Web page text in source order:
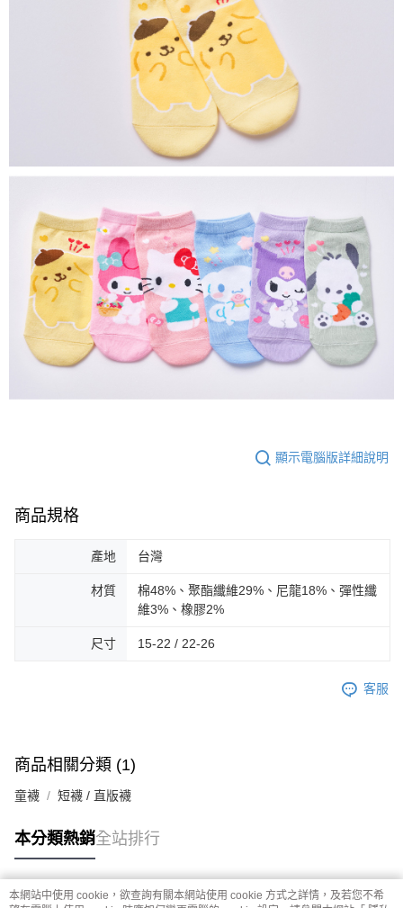
顯示電腦版詳細說明
商品規格
產地 台灣
材質
棉48%、聚酯纖維29%、尼龍18%、彈性纖
維3%、橡膠2%
尺寸 15-22 / 22-26
客服
商品相關分類 (1)
童襪 短襪 / 直版襪
本分類熱銷全站排行
本網站中使用 cookie，欲查詢有關本網站使用 cookie 方式之詳情，及若您不希